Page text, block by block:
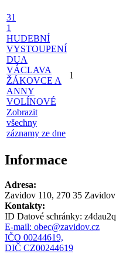
31
1
HUDEBNÍ
VYSTOUPENÍ
DUA
VÁCLAVA
ŽÁKOVCE A
ANNY
VOLÍNOVÉ
Zobrazit
všechny
záznamy ze dne
1
Informace
Adresa:
Zavidov 110, 270 35 Zavidov
Kontakty:
ID Datové schránky: z4dau2q
E-mail: obec@zavidov.cz
IČO 00244619,
DIČ CZ00244619